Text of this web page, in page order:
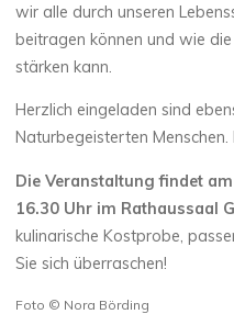
wir alle durch unseren
beitragen können und wie
stärken kann.
Herzlich eingeladen sind
Naturbegeisterten
Die Veranstaltung findet
16.30 Uhr im Rathaussaal
kulinarische Kostprobe,
Sie sich überraschen!
Foto © Nora Börding